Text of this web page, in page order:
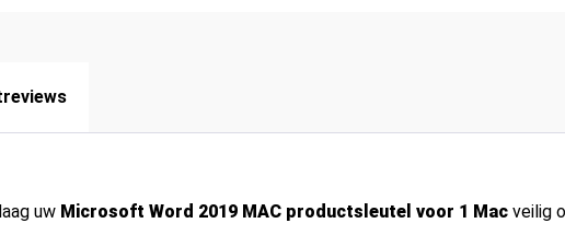
uw Microsoft Word 2019 MAC productsleutel voor 1 Mac veilig